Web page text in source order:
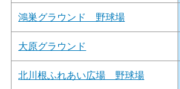
鴻巣グラウンド 野球場
大原グラウンド
北川根ふれあい広場 野球場